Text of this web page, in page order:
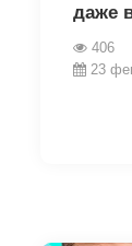
даже
406
23